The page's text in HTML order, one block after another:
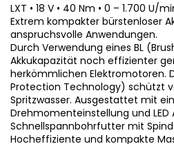
LXT • 18 V • 40 Nm • 0 – 1.700 U/
Extrem kompakter bürstenloser
anspruchsvolle Anwendungen.
Durch Verwendung eines BL
Akkukapazität noch effizienter
herkömmlichen Elektromotoren.
Protection Technology) schützt
Spritzwasser. Ausgestattet mit
Drehmomenteinstellung und LED
Schnellspannbohrfutter mit
Hocheffiziente und kompakte